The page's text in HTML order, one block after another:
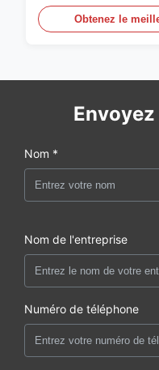
LED
Obtenez le
Nom *
Nom de l'entreprise
Numéro de téléphone